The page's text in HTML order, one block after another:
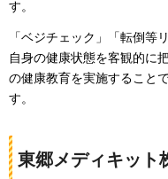
す。
「ベジチェック」「転倒等
自身の健康状態を客観的に
の健康教育を実施すること
す。
東郷メディキット